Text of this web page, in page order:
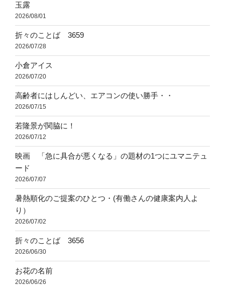
玉露
2026/08/01
折々のことば 3659
2026/07/28
小倉アイス
2026/07/20
高齢者にはしんどい、エアコンの使い勝手・・
2026/07/15
若隆景が関脇に！
2026/07/12
映画 「急に具合が悪くなる」の題材の1つにユマニテュ
ード
2026/07/07
暑熱順化のご提案のひとつ・(有働さんの健康案内人よ
り）
2026/07/02
折々のことば 3656
2026/06/30
お花の名前
2026/06/26